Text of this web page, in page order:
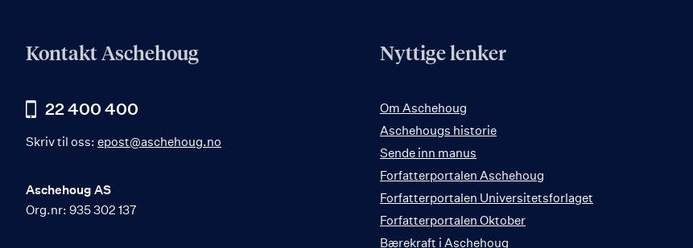
Kontakt Aschehoug
22 400 400
Skriv til oss: epost@aschehoug.no
Aschehoug AS
Org.nr: 935 302 137
Nyttige lenker
Om Aschehoug
Aschehougs historie
Sende inn manus
Forfatterportalen Aschehoug
Forfatterportalen Universitetsforlaget
Forfatterportalen Oktober
Bærekraft i Aschehoug